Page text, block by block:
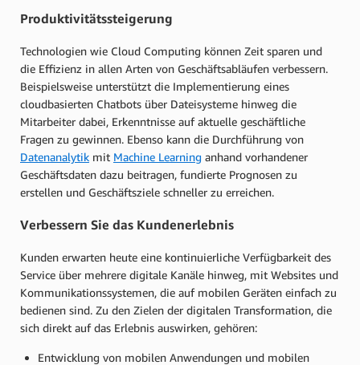
Produktivitätssteigerung
Technologien wie Cloud Computing können Zeit sparen und
die Effizienz in allen Arten von Geschäftsabläufen verbessern.
Beispielsweise unterstützt die Implementierung eines
cloudbasierten Chatbots über Dateisysteme hinweg die
Mitarbeiter dabei, Erkenntnisse auf aktuelle geschäftliche
Fragen zu gewinnen. Ebenso kann die Durchführung von
Datenanalytik mit Machine Learning anhand vorhandener
Geschäftsdaten dazu beitragen, fundierte Prognosen zu
erstellen und Geschäftsziele schneller zu erreichen.
Verbessern Sie das Kundenerlebnis
Kunden erwarten heute eine kontinuierliche Verfügbarkeit des
Service über mehrere digitale Kanäle hinweg, mit Websites und
Kommunikationssystemen, die auf mobilen Geräten einfach zu
bedienen sind. Zu den Zielen der digitalen Transformation, die
sich direkt auf das Erlebnis auswirken, gehören:
Entwicklung von mobilen Anwendungen und mobilen